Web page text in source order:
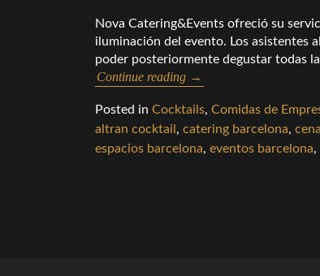
Nova Catering&Events ofreció su
iluminación del evento. Los asistentes
poder posteriormente degustar todas
Continue reading →
Posted in Cocktails, Comidas de
altran cocktail , catering barcelona,
espacios barcelona, eventos barcelona,